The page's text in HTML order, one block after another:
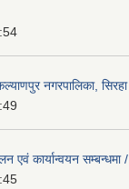
नगरपालिका, सिरहा
एवं कार्यान्वयन सम्बन्धमा /